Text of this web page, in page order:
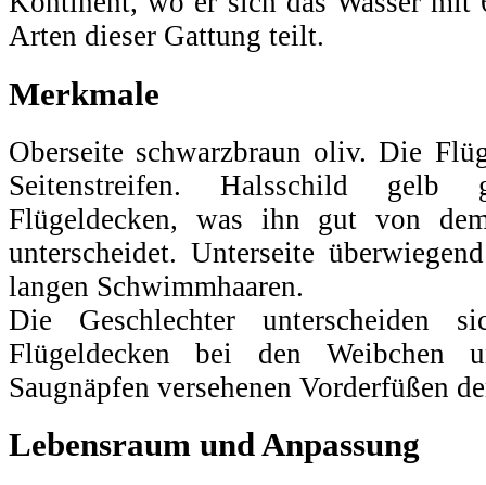
Arten dieser Gattung teilt.
Merkmale
Oberseite schwarzbraun oliv. Die
Seitenstreifen. Halsschild
Flügeldecken, was ihn gut von
unterscheidet. Unterseite
langen Schwimmhaaren.
Die Geschlechter unterscheiden
Flügeldecken bei den Weibchen
Saugnäpfen versehenen Vorderfüßen
Lebensraum und Anpassung